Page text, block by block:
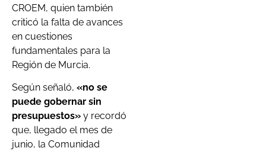
CROEM, quien también
criticó la falta de avances
en cuestiones
fundamentales para la
Región de Murcia.
Según señaló, «no se
puede gobernar sin
presupuestos» y recordó
que, llegado el mes de
junio, la Comunidad